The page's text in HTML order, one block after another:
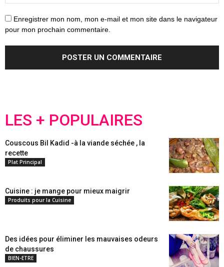
Enregistrer mon nom, mon e-mail et mon site dans le navigateur
pour mon prochain commentaire.
LES + POPULAIRES
Couscous Bil Kadid -à la viande séchée , la
recette
Plat Principal
Cuisine : je mange pour mieux maigrir
Produits pour la Cuisine
Des idées pour éliminer les mauvaises odeurs
de chaussures
BIEN-ETRE